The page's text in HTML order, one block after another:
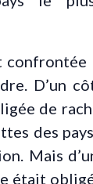
confrontée
D’un
de
des
Mais
était